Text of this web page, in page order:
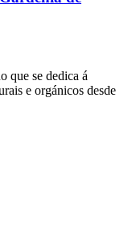
que se dedica á
e orgánicos desde